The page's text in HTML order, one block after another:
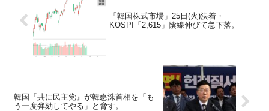
「韓国株式市場」25日(火)決着・
KOSPI「2,615」陰線伸びて急下落。
韓国『共に民主党』が韓悳洙首相を「も
う一度弾劾してやる」と脅す。